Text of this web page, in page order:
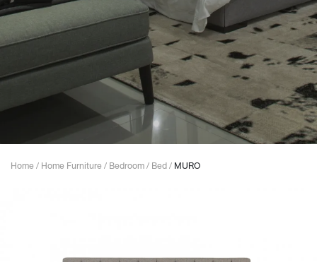
Home/Home Furniture/Bedroom/Bed/MURO